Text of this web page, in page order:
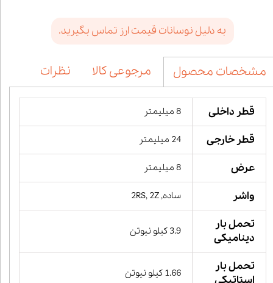
به دلیل نوسانات قیمت ارز تماس بگیرید.
مشخصات محصول مرجوعی کالا نظرات
قطر داخلی 8 میلیمتر
قطر خارجی 24 میلیمتر
عرض 8 میلیمتر
واشر ساده, 2RS, 2Z
تحمل بار
دینامیکی
3.9 کیلو نیوتن
تحمل بار
استاتیکی
1.66 کیلو نیوتن